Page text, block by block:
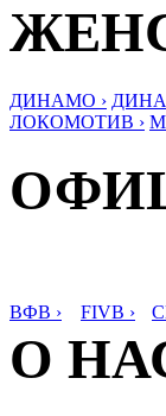
ДИНАМО ›
ЛОКОМОТИВ ›
ВФВ › FIVB ›
О